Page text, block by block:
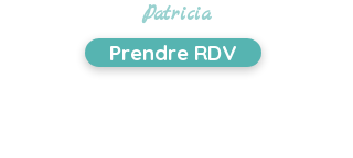
Patricia
Prendre RDV